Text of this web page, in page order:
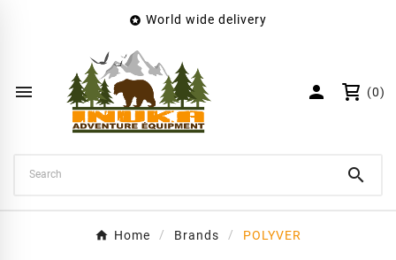
 World wide delivery
  (0)

Home Brands POLYVER
Wishlist name